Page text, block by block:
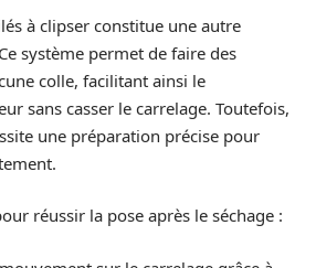
à clipser constitue une autre
système permet de faire des
colle, facilitant ainsi le
sans casser le carrelage. Toutefois,
une préparation précise pour
réussir la pose après le séchage :